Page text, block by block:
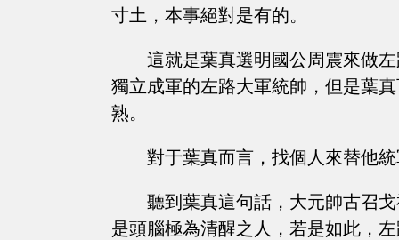
寸土，本事絕對是有的。
這就是葉真選明國公周震來做
獨立成軍的左路大軍統帥，但是葉
熟。
對于葉真而言，找個人來替他
聽到葉真這句話，大元帥古召
是頭腦極為清醒之人，若是如此，